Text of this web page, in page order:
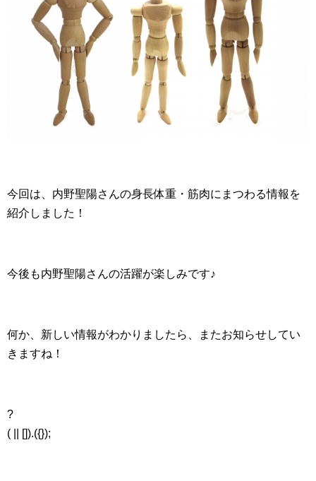
今回は、内野聖陽さんの身長体重・筋肉にまつわる情報を
紹介しました！
今後も内野聖陽さんの活躍が楽しみです♪
何か、新しい情報がわかりましたら、またお知らせしてい
きますね！
?
( || []).({});